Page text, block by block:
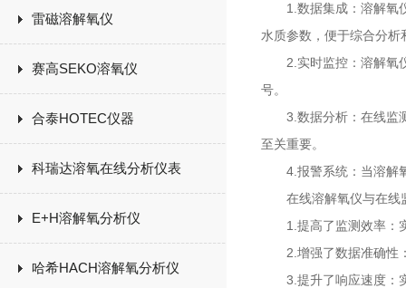
雷磁溶解氧仪
赛高SEKO溶氧仪
合泰HOTEC仪器
科瑞达溶氧在线分析仪表
E+H溶解氧分析仪
哈希HACH溶解氧分析仪
1.数据集成：溶解氧仪
水质参数，便于综合分析
2.实时监控：溶解氧仪
号。
3.数据分析：在线监测
至关重要。
4.报警系统：当溶解氧
在线溶解氧仪与在线
1.提高了监测效率：实
2.增强了数据准确性：
3.提升了响应速度：实